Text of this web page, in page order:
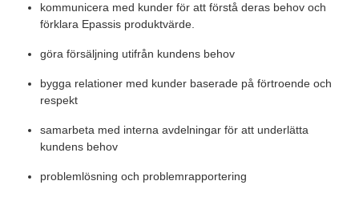
kommunicera med kunder för att förstå deras behov och
förklara Epassis produktvärde.
göra försäljning utifrån kundens behov
bygga relationer med kunder baserade på förtroende och
respekt
samarbeta med interna avdelningar för att underlätta
kundens behov
problemlösning och problemrapportering